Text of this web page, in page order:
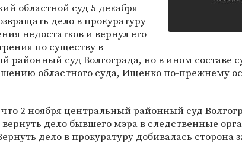
областной суд 5 декабря
дело в прокуратуру
недостатков и вернул его
по существу в
районный суд Волгограда, но в ином составе
областного суда, Ищенко по-прежнему
2 ноября центральный районный суд
дело бывшего мэра в следственные
дело в прокуратуру добивалась сторона